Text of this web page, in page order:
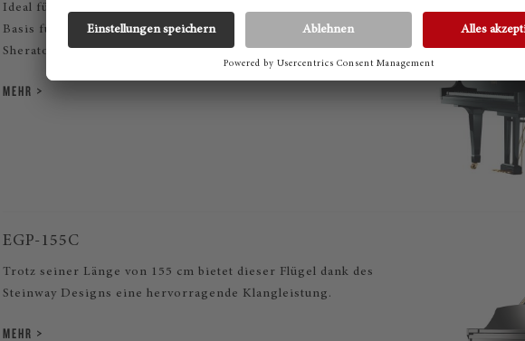
Ideal für den Liebhaber des klassischen Pianodesigns, das die
Basis für alle weiteren Stilrichtungen bildet. Dieser klassische
Sheraton-Stil wurde von Steinway...
MEHR
EGP-155C
Trotz seiner Länge von 155 cm bietet dieser Flügel dank des
Steinway Designs eine hervorragende Klangleistung.
MEHR